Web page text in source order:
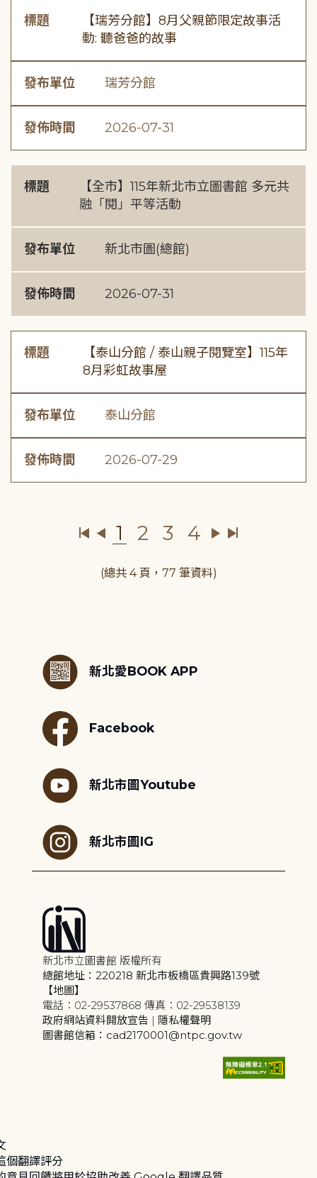
標題
【瑞芳分館】8月父親節限定故事活
動: 聽爸爸的故事
發布單位 瑞芳分館
發佈時間 2026-07-31
標題
【全市】115年新北市立圖書館 多元共
融「閱」平等活動
發布單位 新北市圖(總館)
發佈時間 2026-07-31
標題
【泰山分館 / 泰山親子閱覽室】115年
8月彩虹故事屋
發布單位 泰山分館
發佈時間 2026-07-29
1 2 3 4
(總共 4 頁，77 筆資料)
新北愛BOOK APP
Facebook
新北市圖Youtube
新北市圖IG
新北市立圖書館 版權所有
總館地址：220218 新北市板橋區貴興路139號
【地圖】
電話：02-29537868 傳真：02-29538139
政府網站資料開放宣告 | 隱私權聲明
圖書館信箱：cad2170001@ntpc.gov.tw
個翻譯評分